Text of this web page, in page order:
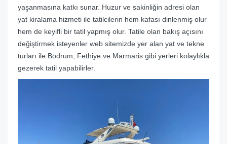
yaşanmasına katkı sunar. Huzur ve sakinliğin adresi olan
yat kiralama hizmeti ile tatilcilerin hem kafası dinlenmiş olur
hem de keyifli bir tatil yapmış olur. Tatile olan bakış açısını
değiştirmek isteyenler web sitemizde yer alan yat ve tekne
turları ile Bodrum, Fethiye ve Marmaris gibi yerleri kolaylıkla
gezerek tatil yapabilirler.